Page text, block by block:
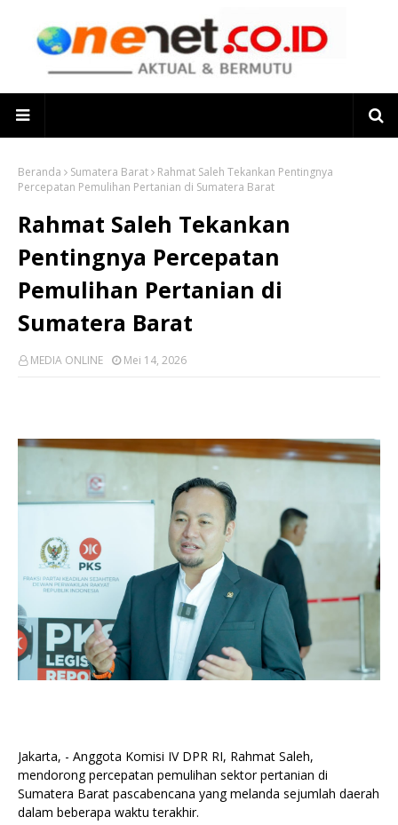
Beranda Sumatera Barat
Rahmat Saleh Tekankan Pentingnya
Percepatan Pemulihan Pertanian di Sumatera Barat
Rahmat Saleh Tekankan
Pentingnya Percepatan
Pemulihan Pertanian di
Sumatera Barat
MEDIA ONLINE Mei 14, 2026
Jakarta, - Anggota Komisi IV DPR RI, Rahmat Saleh,
mendorong percepatan pemulihan sektor pertanian di
Sumatera Barat pascabencana yang melanda sejumlah daerah
dalam beberapa waktu terakhir.